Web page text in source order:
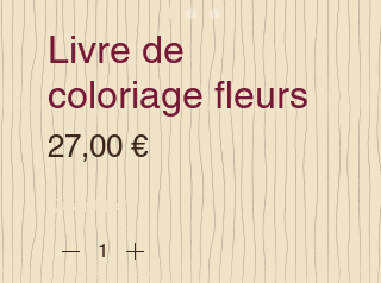
Livre de
coloriage fleurs
27,00 €Prix
Quantité *